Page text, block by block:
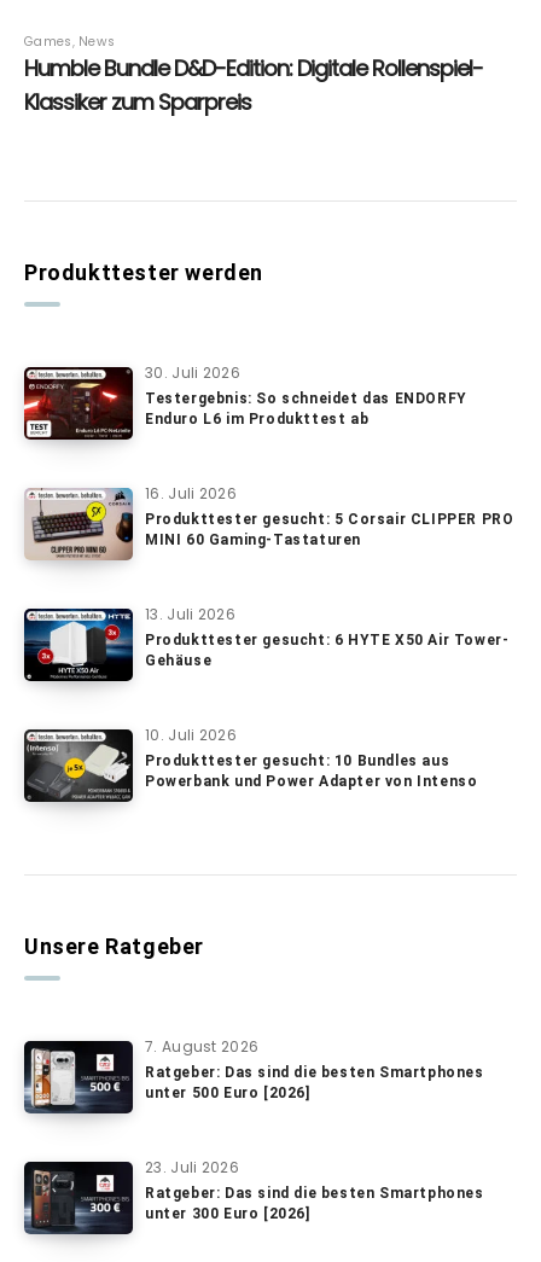
Produkttester werden
30. Juli 2026
Testergebnis: So schneidet das ENDORFY
Enduro L6 im Produkttest ab
16. Juli 2026
Produkttester gesucht: 5 Corsair CLIPPER PRO
MINI 60 Gaming-Tastaturen
13. Juli 2026
Produkttester gesucht: 6 HYTE X50 Air Tower-
Gehäuse
10. Juli 2026
Produkttester gesucht: 10 Bundles aus
Powerbank und Power Adapter von Intenso
Unsere Ratgeber
7. August 2026
Ratgeber: Das sind die besten Smartphones
unter 500 Euro [2026]
23. Juli 2026
Ratgeber: Das sind die besten Smartphones
unter 300 Euro [2026]